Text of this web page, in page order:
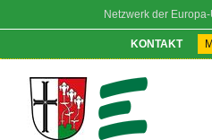
Netzwerk der
KONTAKT